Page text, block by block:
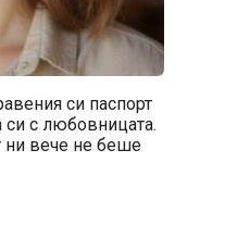
си паспорт
си с любовницата.
ни вече не беше